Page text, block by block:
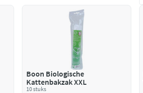
Boon Biologische
Kattenbakzak XXL
10 stuks